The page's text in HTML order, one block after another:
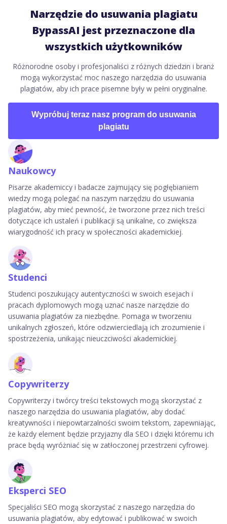
Narzędzie do usuwania plagiatu
BypassAI jest przeznaczone dla
wszystkich użytkowników
Różnorodne osoby i profesjonaliści z różnych dziedzin i branż
mogą wykorzystać moc naszego narzędzia do usuwania
plagiatów, aby ich prace pisemne były w pełni oryginalne.
Wypróbuj teraz nasz program do usuwania
plagiatu
Naukowcy
Pisarze akademiccy i badacze zajmujący się pogłębianiem
wiedzy mogą polegać na naszym narzędziu do usuwania
plagiatów, aby mieć pewność, że tworzone przez nich treści
dotyczące ich ustaleń i publikacji są unikalne, co zwiększa
wiarygodność ich pracy w społeczności akademickiej.
Studenci
Studenci poszukujący autentyczności w swoich esejach i
pracach dyplomowych mogą uznać nasze narzędzie do
usuwania plagiatów za niezbędne. Pomaga w tworzeniu
unikalnych zgłoszeń, które odzwierciedlają ich zrozumienie i
spostrzeżenia, unikając nieuczciwości akademickiej.
Copywriterzy
Copywriterzy i twórcy treści tekstowych mogą skorzystać z
naszego narzędzia do usuwania plagiatów, aby dodać
kreatywności i niepowtarzalności swoim tekstom, zapewniając,
że każdy element będzie przyjazny dla SEO i dzięki któremu ich
prace będą wyróżniać się w zatłoczonej przestrzeni cyfrowej.
Eksperci SEO
Specjaliści SEO mogą skorzystać z naszego narzędzia do
usuwania plagiatów, aby edytować i publikować w swoich